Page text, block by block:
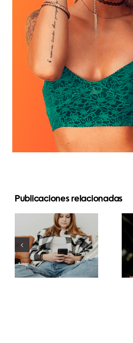
Publicaciones relacionadas
Estrategias
innovadoras
para
aumentar la
visibilidad
de grupos
de